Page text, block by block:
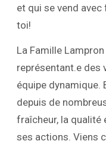
et qui se vend avec
toi!
La Famille
représentant.e des
équipe dynamique.
depuis de
fraîcheur, la
ses actions. Viens